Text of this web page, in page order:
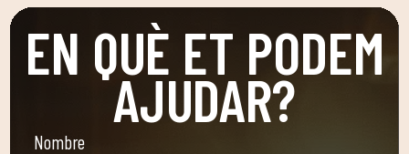
EN QUÈ ET PODEM
AJUDAR?
Nombre